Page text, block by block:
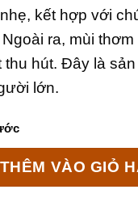
kết hợp với
ra, mùi
hút. Đây là
lớn.
chất Kimmy's
THÊM VÀO GIỎ